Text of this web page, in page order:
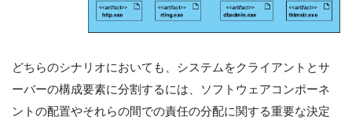
どちらのシナリオにおいても、システムをクライアントとサ
ーバーの構成要素に分割するには、ソフトウェアコンポーネ
ントの配置やそれらの間での責任の分配に関する重要な決定